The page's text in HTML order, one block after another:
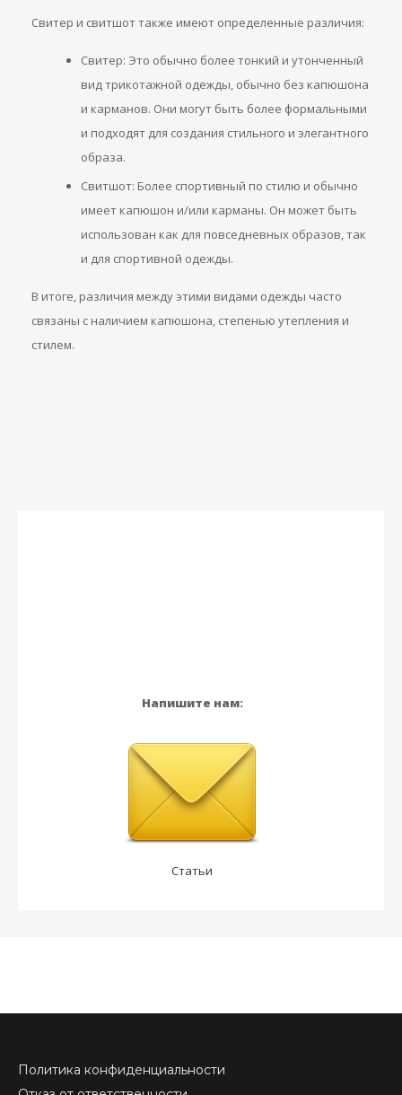
Свитер и свитшот также имеют определенные различия:
Свитер: Это обычно более тонкий и утонченный
вид трикотажной одежды, обычно без капюшона
и карманов. Они могут быть более формальными
и подходят для создания стильного и элегантного
образа.
Свитшот: Более спортивный по стилю и обычно
имеет капюшон и/или карманы. Он может быть
использован как для повседневных образов, так
и для спортивной одежды.
В итоге, различия между этими видами одежды часто
связаны с наличием капюшона, степенью утепления и
стилем.
Напишите нам:
Статьи
Политика конфиденциальности